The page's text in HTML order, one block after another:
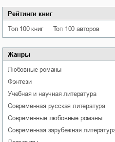
Рейтинги книг
Топ 100 книг Топ 100 авторов
Жанры
любовные романы
фэнтези
учебная и научная литература
современная русская литература
современные любовные романы
современная зарубежная